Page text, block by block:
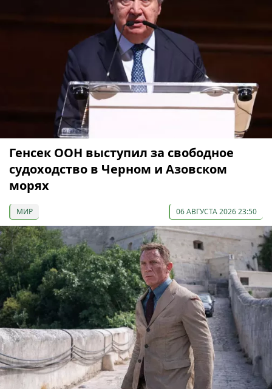
Генсек ООН выступил за свободное
судоходство в Черном и Азовском
морях
МИР 06 АВГУСТА 2026 23:50